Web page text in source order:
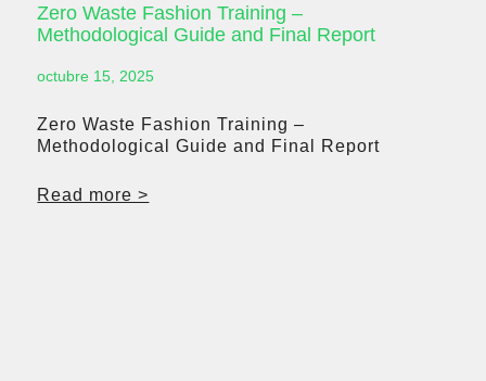
Zero Waste Fashion Training –
Methodological Guide and Final Report
octubre 15, 2025
Zero Waste Fashion Training –
Methodological Guide and Final Report
Read more >